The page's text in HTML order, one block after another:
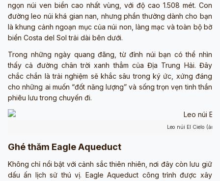
ngọn núi ven biển cao nhất vùng, với độ cao 1.508 mét. Con
đường leo núi khá gian nan, nhưng phần thưởng dành cho bạn
là khung cảnh ngoạn mục của núi non, làng mạc và toàn bộ bờ
biển Costa del Sol trải dài bên dưới.
Trong những ngày quang đãng, từ đỉnh núi bạn có thể nhìn
thấy cả đường chân trời xanh thẳm của Địa Trung Hải. Đây
chắc chắn là trải nghiệm sẽ khắc sâu trong ký ức, xứng đáng
cho những ai muốn “đốt năng lượng” và sống trọn vẹn tinh thần
phiêu lưu trong chuyến đi.
Leo núi El Cielo
Ghé thăm Eagle Aqueduct
Không chỉ nổi bật với cảnh sắc thiên nhiên, nơi đây còn lưu giữ
dấu ấn lịch sử thú vị. Eagle Aqueduct công trình được xây